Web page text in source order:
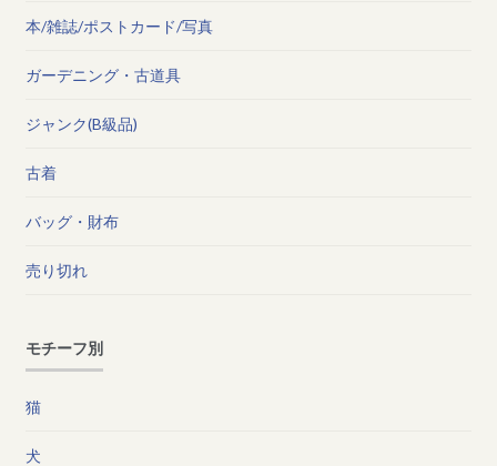
本/雑誌/ポストカード/写真
ガーデニング・古道具
ジャンク(B級品)
古着
バッグ・財布
売り切れ
モチーフ別
猫
犬